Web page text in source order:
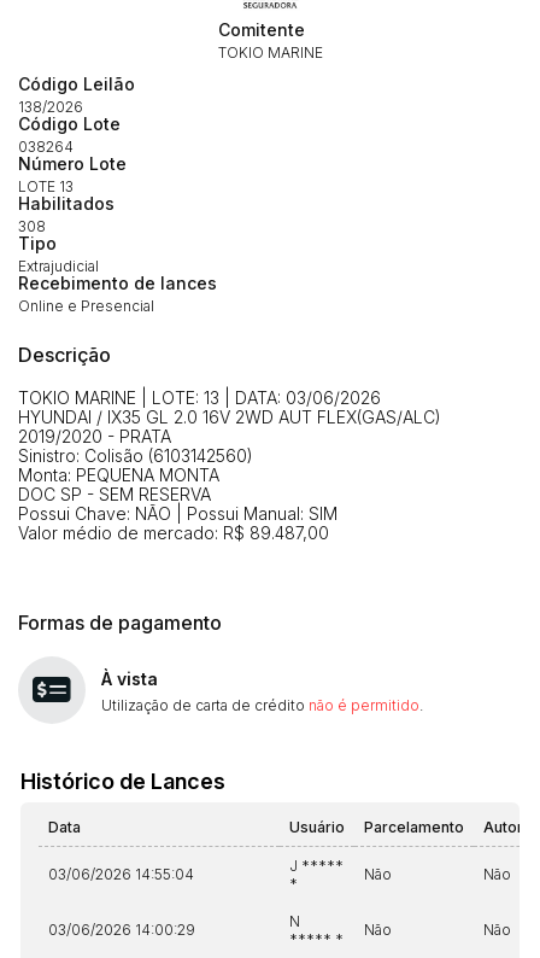
Comitente
TOKIO MARINE
Código Leilão
138/2026
Código Lote
038264
Número Lote
LOTE 13
Habilitados
308
Tipo
Extrajudicial
Recebimento de lances
Online e Presencial
Descrição
TOKIO MARINE | LOTE: 13 | DATA: 03/06/2026
HYUNDAI / IX35 GL 2.0 16V 2WD AUT FLEX(GAS/ALC)
2019/2020 - PRATA
Sinistro: Colisão (6103142560)
Monta: PEQUENA MONTA
DOC SP - SEM RESERVA
Possui Chave: NÃO | Possui Manual: SIM
Valor médio de mercado: R$ 89.487,00
Formas de pagamento
À vista
Utilização de carta de crédito não é permitido
Histórico de Lances
Data Usuário Parcelamento
03/06/2026 14:55:04
J *****
*
Não Não
03/06/2026 14:00:29
N
***** *
Não Não
Envie sua Proposta
(Art. 895, CPC)
Histórico de Propostas
14/04/2025 18:43:11
Habilite-se para efetuar lances ou
propostas